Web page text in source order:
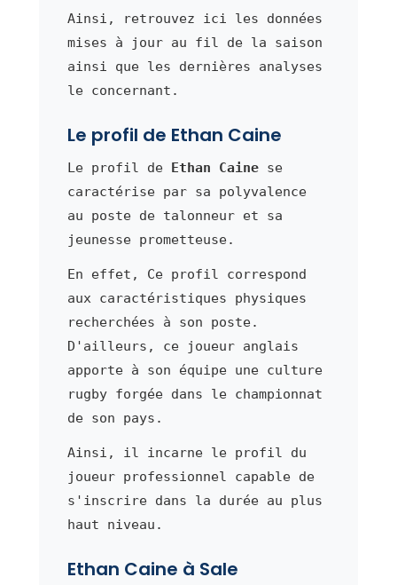
Ainsi, retrouvez ici les données
mises à jour au fil de la saison
ainsi que les dernières analyses
le concernant.
Le profil de Ethan Caine
Le profil de Ethan Cainese
caractérise par sa polyvalence
au poste de talonneur et sa
jeunesse prometteuse.
En effet, Ce profil correspond
aux caractéristiques physiques
recherchées à son poste.
D'ailleurs, ce joueur anglais
apporte à son équipe une culture
rugby forgée dans le championnat
de son pays.
Ainsi, il incarne le profil du
joueur professionnel capable de
s'inscrire dans la durée au plus
haut niveau.
Ethan Caine à Sale